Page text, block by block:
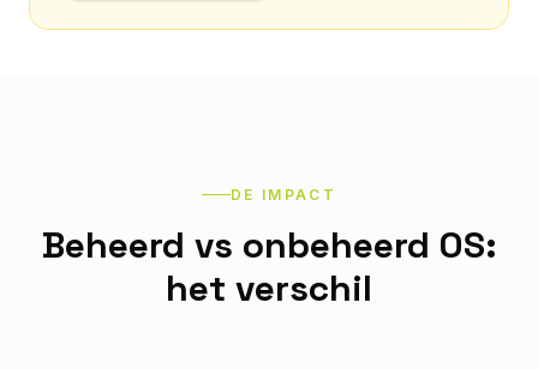
DE IMPACT
Beheerd vs onbeheerd OS:
het verschil